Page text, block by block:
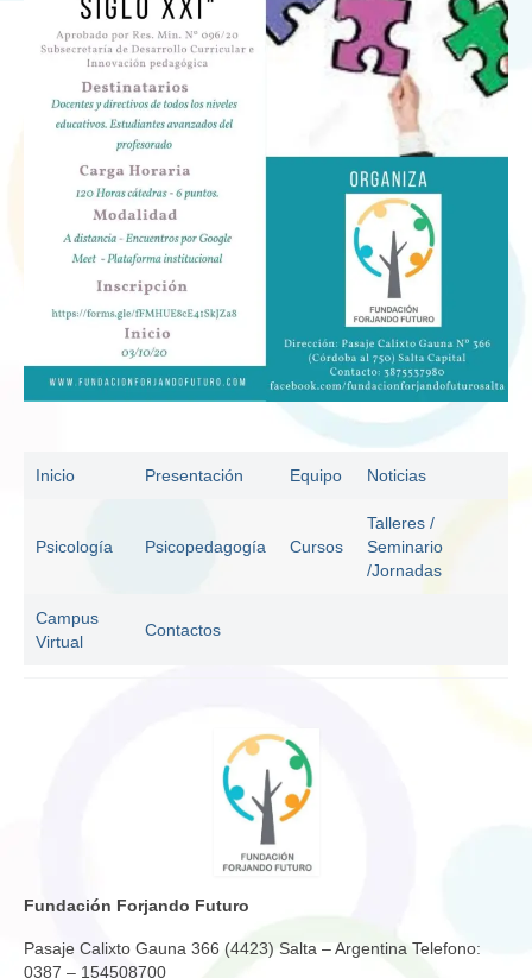
Inicio Presentación Equipo Noticias
Psicología Psicopedagogía Cursos
Talleres /
Seminario
/Jornadas
Campus
Virtual
Contactos
Fundación Forjando Futuro
Pasaje Calixto Gauna 366 (4423) Salta – Argentina Telefono:
0387 – 154508700